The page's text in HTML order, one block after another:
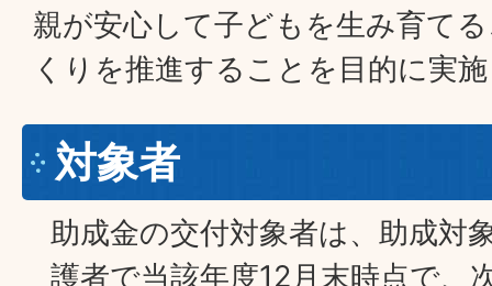
親が安心して子どもを生み育て
くりを推進することを目的に実
対象者
助成金の交付対象者は、助成対
護者で当該年度12月末時点で、